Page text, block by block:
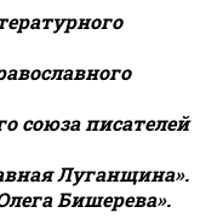
союза писателей
Луганщина».
Бишерева».